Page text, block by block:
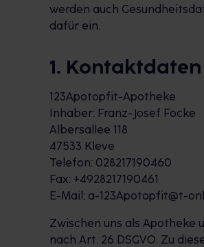
werden auch
dafür ein.
1.
123Apotopfit-Apotheke
Inhaber: Franz-Josef Focke
Albersallee 118
47533 Kleve
Telefon: 028217190460
Fax: +4928217190461
E-Mail: a-123Apotopfit@t-
Zwischen uns als Apotheke
nach Art. 26 DSGVO. Zu